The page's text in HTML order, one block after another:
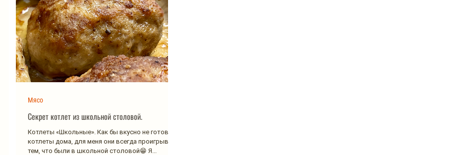
Секрет котлет из школьной столовой.
Котлеты «Школьные». Как бы вкусно не готовили
котлеты дома, для меня они всегда проигрывали
тем, что были в школьной столовой😁 Я...
Мясо